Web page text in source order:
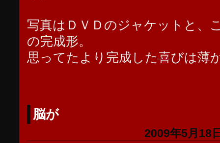
写真はＤＶＤのジャケットと、
の完成形。
思ってたより完成した喜びは薄
脳が
2009年5月18